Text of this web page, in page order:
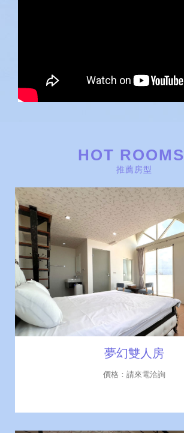
HOT ROOMS
推薦房型
夢幻雙人房
價格：請來電洽詢